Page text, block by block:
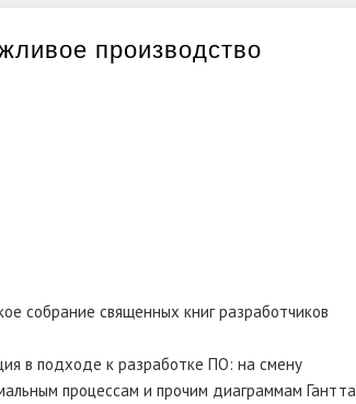
производство
собрание священных книг разработчиков
в подходе к разработке ПО: на смену
процессам и прочим диаграммам Гантта